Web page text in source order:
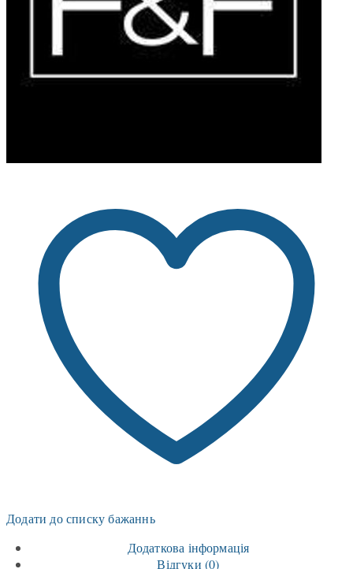
Додати до списку бажаннь
Додаткова інформація
Відгуки (0)